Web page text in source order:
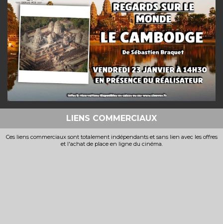
LIENS COMMERCIAUX
Ces liens commerciaux sont totalement indépendants et sans lien avec les offres
et l'achat de place en ligne du cinéma.